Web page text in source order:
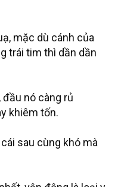
mặc dù cánh của
trái tim thì dần dần
đầu nó càng rủ
khiêm tốn.
sau cùng khó mà